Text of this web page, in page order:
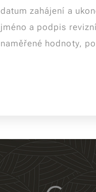
datum zahájení a
jméno a podpis
naměřené hodnoty,